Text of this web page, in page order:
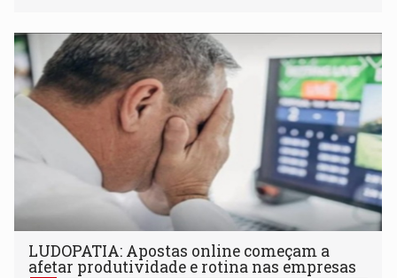
LUDOPATIA: Apostas online começam a
afetar produtividade e rotina nas empresas